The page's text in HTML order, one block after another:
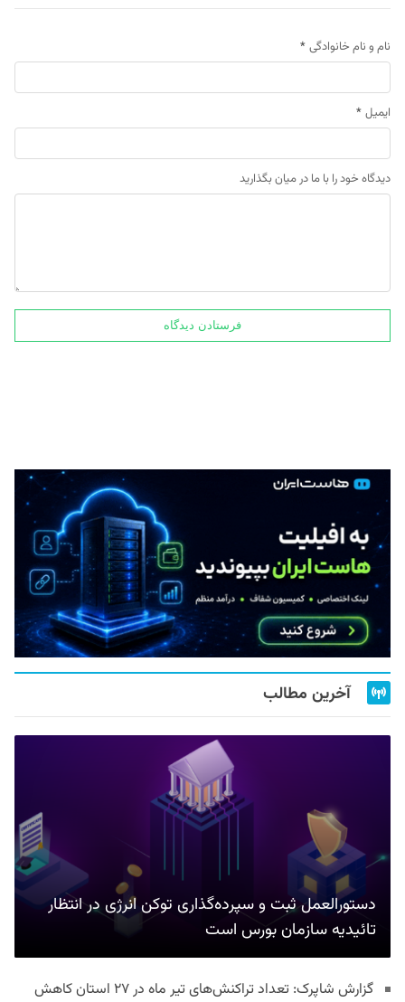
نام و نام خانوادگی *
ایمیل *
دیدگاه خود را با ما در میان بگذارید
آخرین مطالب
دستورالعمل ثبت و سپرده‌گذاری توکن انرژی در انتظار
تائیدیه سازمان بورس است
گزارش شاپرک: تعداد تراکنش‌های تیر ماه در ۲۷ استان‌ کاهش